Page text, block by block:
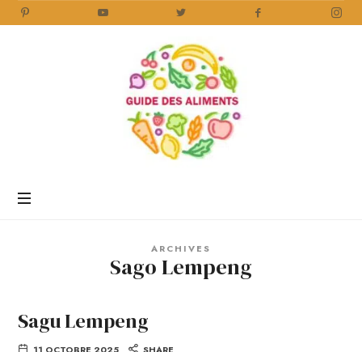
Aliments
ARCHIVES
Sago Lempeng
Sagu Lempeng